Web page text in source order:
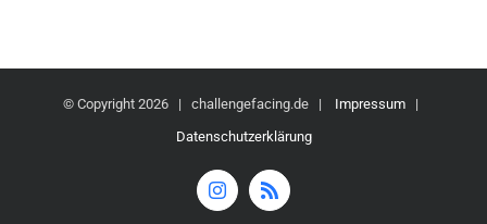
© Copyright 2026 | challengefacing.de | Impressum|
Datenschutzerklärung
InstagramRss